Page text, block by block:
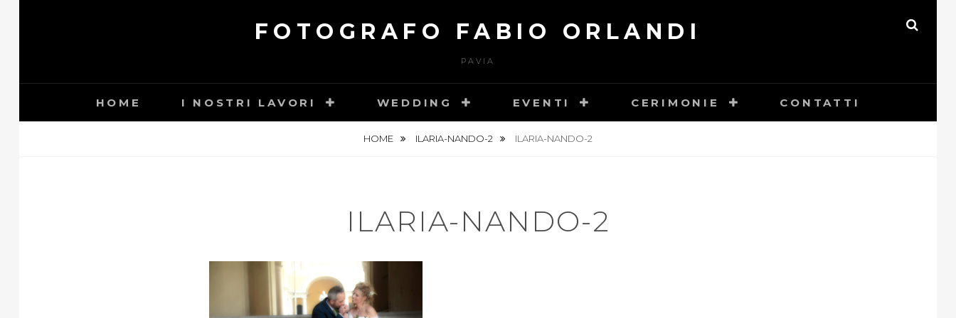
FOTOGRAFO FABIO ORLANDI
PAVIA
HOME I NOSTRI LAVORI WEDDING EVENTI CERIMONIE CONTATTI
HOME ILARIA-NANDO-2 ILARIA-NANDO-2
ILARIA-NANDO-2